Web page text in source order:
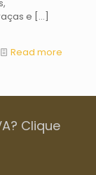
e […]
Read more
Clique